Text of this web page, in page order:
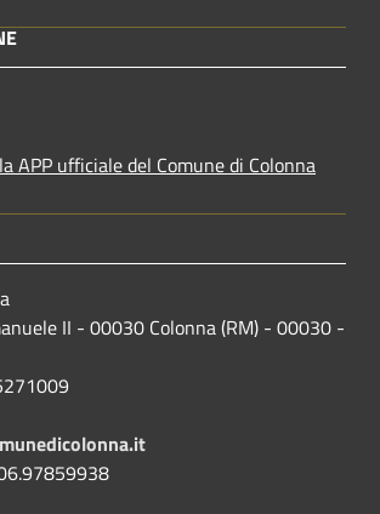
APP ufficiale del Comune di Colonna
II - 00030 Colonna (RM) - 00030 -